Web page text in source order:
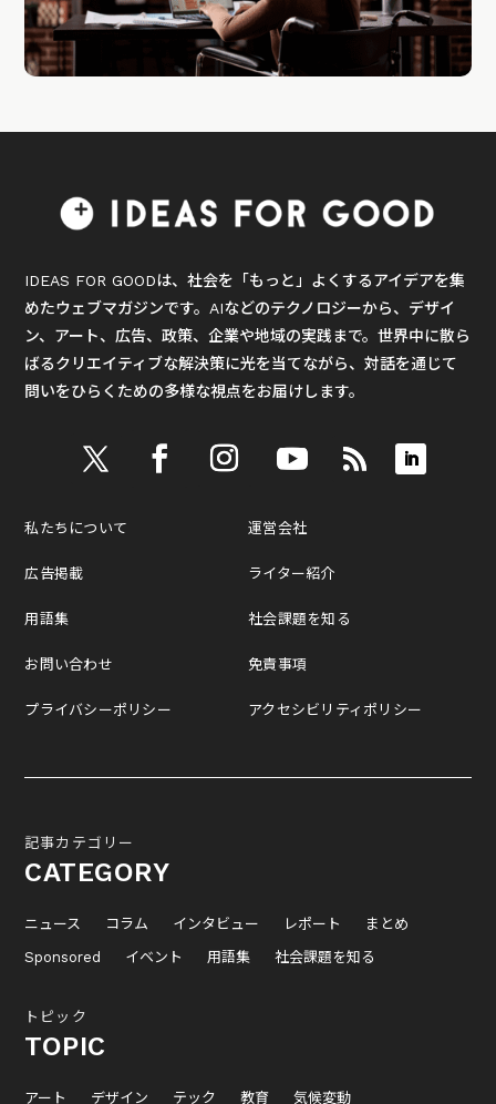
IDEAS FOR GOODは、社会を「もっと」よくするアイデアを集
めたウェブマガジンです。AIなどのテクノロジーから、デザイ
ン、アート、広告、政策、企業や地域の実践まで。世界中に散ら
ばるクリエイティブな解決策に光を当てながら、対話を通じて
問いをひらくための多様な視点をお届けします。
私たちについて
広告掲載
用語集
お問い合わせ
プライバシーポリシー
運営会社
ライター紹介
社会課題を知る
免責事項
アクセシビリティポリシー
記事カテゴリー
CATEGORY
ニュース コラム インタビュー レポート
まとめ
Sponsored
イベント 用語集 社会課題を知る
トピック
TOPIC
アート デザイン テック 教育 気候変動